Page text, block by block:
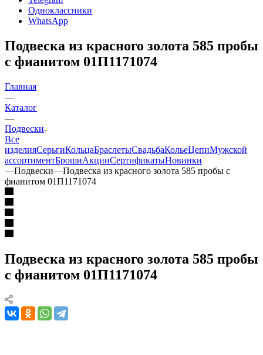
Одноклассники
WhatsApp
Подвеска из красного золота 585 пробы
с фианитом 01П1171074
Главная
—
Каталог
—
Подвески
Все
изделияСерьгиКольцаБраслетыСвадьбаКольеЦепиМужской
ассортиментБрошиАкцииСертификатыНовинки
—Подвески—Подвеска из красного золота 585 пробы с
фианитом 01П1171074
Подвеска из красного золота 585 пробы
с фианитом 01П1171074